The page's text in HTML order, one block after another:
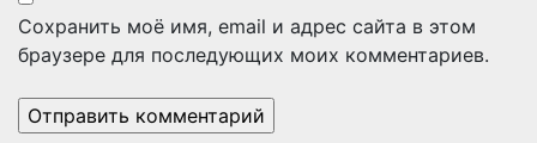
Сохранить моё имя, email и адрес сайта в этом
браузере для последующих моих комментариев.